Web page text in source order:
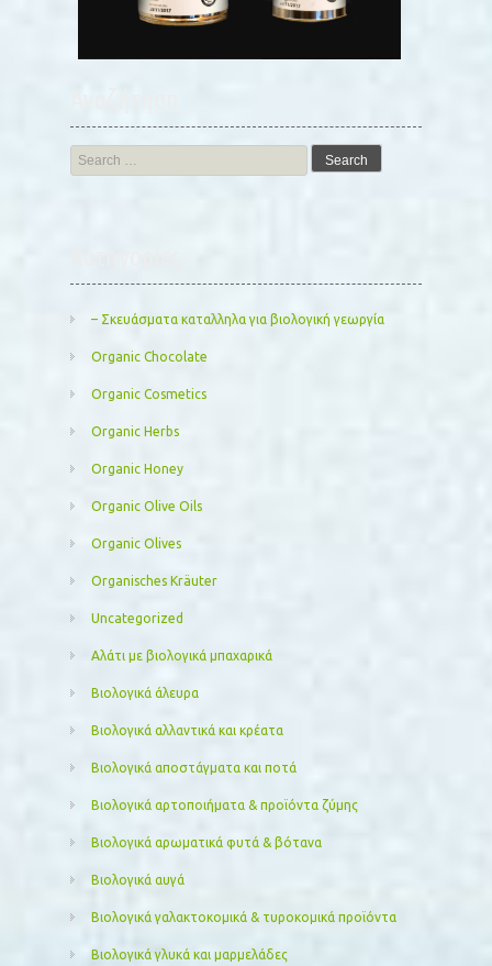
Search
for:
– Σκευάσματα καταλληλα για βιολογική γεωργία
Organic Chocolate
Organic Cosmetics
Organic Herbs
Organic Honey
Organic Olive Oils
Organic Olives
Organisches Kräuter
Uncategorized
Αλάτι με βιολογικά μπαχαρικά
Βιολογικά άλευρα
Βιολογικά αλλαντικά και κρέατα
Βιολογικά αποστάγματα και ποτά
Βιολογικά αρτοποιήματα & προϊόντα ζύμης
Βιολογικά αρωματικά φυτά & βότανα
Βιολογικά αυγά
Βιολογικά γαλακτοκομικά & τυροκομικά προϊόντα
Βιολογικά γλυκά και μαρμελάδες